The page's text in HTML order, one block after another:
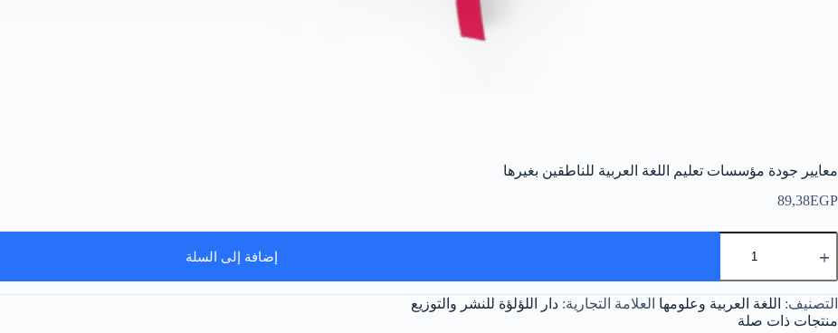
معايير جودة مؤسسات تعليم اللغة العربية للناطقين بغيرها
89,38EGP
كمية
معايير
تعليم
اللغة
إضافة إلى السلة
التصنيف: اللغة العربية وعلومها العلامة التجارية: دار اللؤلؤة للنشر والتوزيع
منتجات ذات صلة